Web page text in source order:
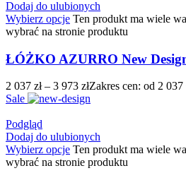
Dodaj do ulubionych
Wybierz opcje Ten produkt ma wiele
wybrać na stronie produktu
ŁÓŻKO AZURRO New
2 037 zł – 3 973 złZakres cen: od 2 037
Sale
Podgląd
Dodaj do ulubionych
Wybierz opcje Ten produkt ma wiele
wybrać na stronie produktu